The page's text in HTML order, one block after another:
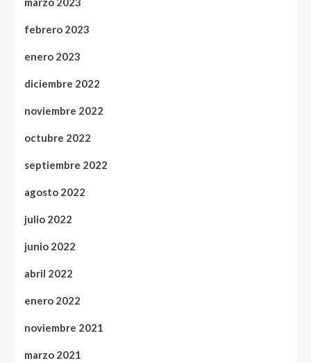
febrero 2023
enero 2023
diciembre 2022
noviembre 2022
octubre 2022
septiembre 2022
agosto 2022
julio 2022
junio 2022
abril 2022
enero 2022
noviembre 2021
marzo 2021